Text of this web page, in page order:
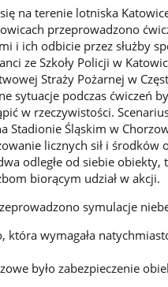
na terenie lotniska
przeprowadzono
i ich odbicie przez służby
ze Szkoły Policji w
Straży Pożarnej w
sytuacje podczas ćwiczeń
w rzeczywistości.
Stadionie Śląskim w
licznych sił i
odległe od siebie
biorącym udział w akcji.
symulacje
która wymagała
było zabezpieczenie